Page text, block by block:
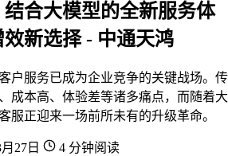
合大模型的全新服务体
新选择 - 中通天鸿
户服务已成为企业竞争的关键战场。传
成本高、体验差等诸多痛点，而随着大
服正迎来一场前所未有的升级革命。
27日
4 分钟阅读